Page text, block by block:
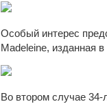
Особый интерес
Madeleine, изданная
Во втором случае 34-